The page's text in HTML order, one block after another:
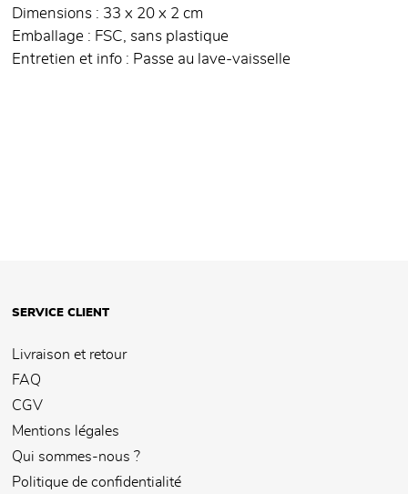
Dimensions : 33 x 20 x 2 cm
Emballage : FSC, sans plastique
Entretien et info : Passe au lave-vaisselle
SERVICE CLIENT
Livraison et retour
FAQ
CGV
Mentions légales
Qui sommes-nous ?
Politique de confidentialité